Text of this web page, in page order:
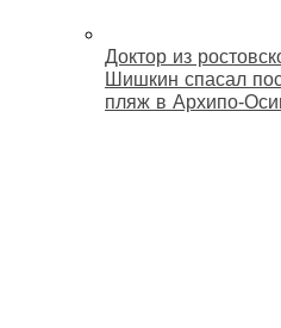
Доктор из
Шишкин спасал
пляж в